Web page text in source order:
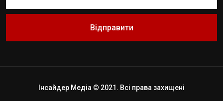
Відправити
Інсайдер Медіа © 2021. Всі права захищені